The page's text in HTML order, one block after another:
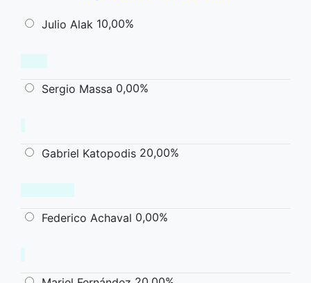
Julio Alak 10,00%
Sergio Massa 0,00%
Gabriel Katopodis 20,00%
Federico Achaval 0,00%